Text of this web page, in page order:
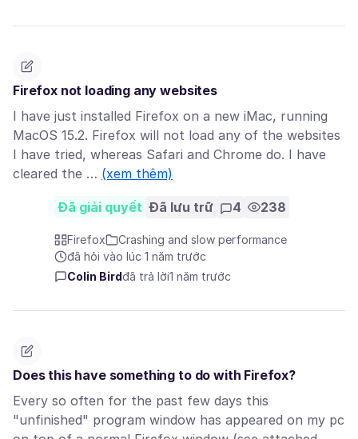
Firefox not loading any websites
I have just installed Firefox on a new iMac, running
MacOS 15.2. Firefox will not load any of the websites
I have tried, whereas Safari and Chrome do. I have
cleared the … (xem thêm)
Đã giải quyết Đã lưu trữ 4 238
Firefox
Crashing and slow performance
đã hỏi vào lúc 1 năm trước
Colin Birdđã trả lời1 năm trước
Does this have something to do with Firefox?
Every so often for the past few days this
"unfinished" program window has appeared on my pc